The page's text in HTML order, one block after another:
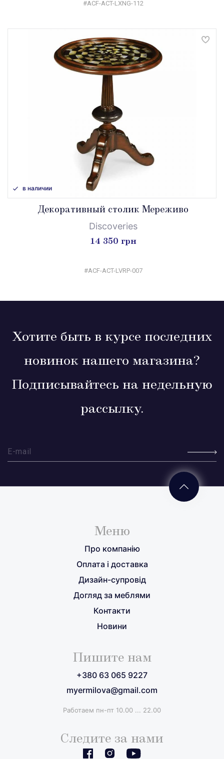
#ACF-ACT-LXNG-112
в наличии
Декоративный столик Мереживо
Discoveries
14 350 грн
#ACF-ACT-LVRP-007
Хотите быть в курсе последних
новинок нашего магазина?
Подписывайтесь на недельную
рассылку.
Меню
Про компанію
Оплата і доставка
Дизайн-супровід
Догляд за меблями
Контакти
Новини
Пишите нам
+380 63 065 9227
myermilova@gmail.com
Работаем пн-пт 10.00 ... 22.00
Следите за нами